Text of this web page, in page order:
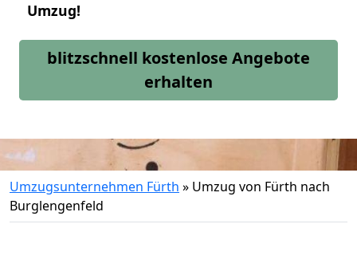
Umzug!
blitzschnell kostenlose Angebote
erhalten
Umzugsunternehmen Fürth » Umzug von Fürth nach
Burglengenfeld